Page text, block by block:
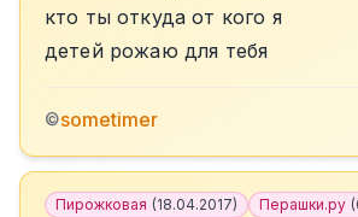
кто ты откуда от кого я
детей рожаю для тебя
©sometimer
Пирожковая (18.04.2017) Перашки.ру (